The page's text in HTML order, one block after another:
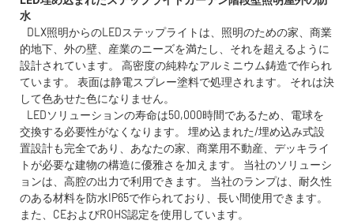
DLX照明からのLEDステップライトは、照明のための家、商業
的地下、外の壁、産業のニーズを満たし、それを超えるように
設計されています。 高密度の純粋なアルミニウム鋳造で作られ
ています。 表面は静電スプレー塗料で処理されます。 それは決
して色あせた色になりません。
LEDソリューションの寿命は50,000時間であるため、電球を
交換する必要性がなくなります。 埋め込まれた/埋め込み式設
置設計も完全であり、あなたの家、商業用不動産、デッキライ
トが必要な建物の構造に優雅さを加えます。 当社のソリューシ
ョンは、高腔の出力で利用できます。 当社のランプは、耐久性
のある材料を防水IP65で作られており、長い間使用できます。
また、CEおよびROHS認定を使用しています。